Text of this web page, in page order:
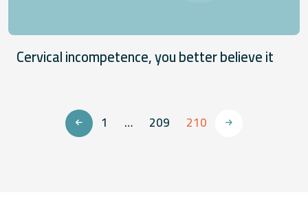
Cervical incompetence, you better believe it
1 … 209 210